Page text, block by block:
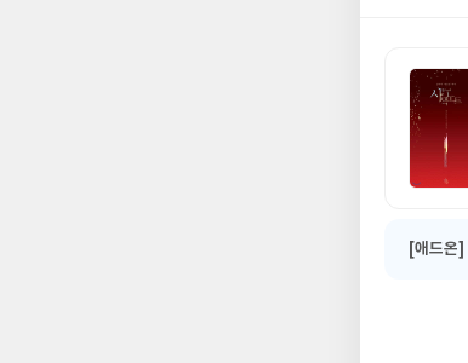
[애드온]